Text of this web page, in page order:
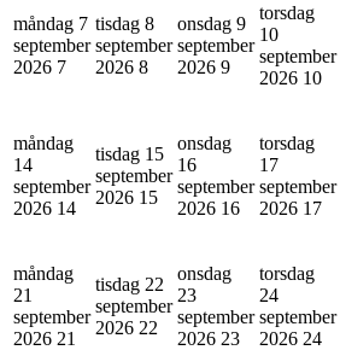
måndag 7
september
2026 7
tisdag 8
september
2026 8
onsdag 9
september
2026 9
torsdag
10
september
2026 10
måndag
14
september
2026 14
tisdag 15
september
2026 15
onsdag
16
september
2026 16
torsdag
17
september
2026 17
måndag
21
september
2026 21
tisdag 22
september
2026 22
onsdag
23
september
2026 23
torsdag
24
september
2026 24